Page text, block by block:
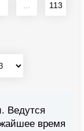
... 113
Ведутся
время